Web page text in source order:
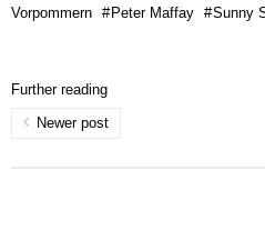
Vorpommern #Peter Maffay #Sunny
Further reading
Newer post